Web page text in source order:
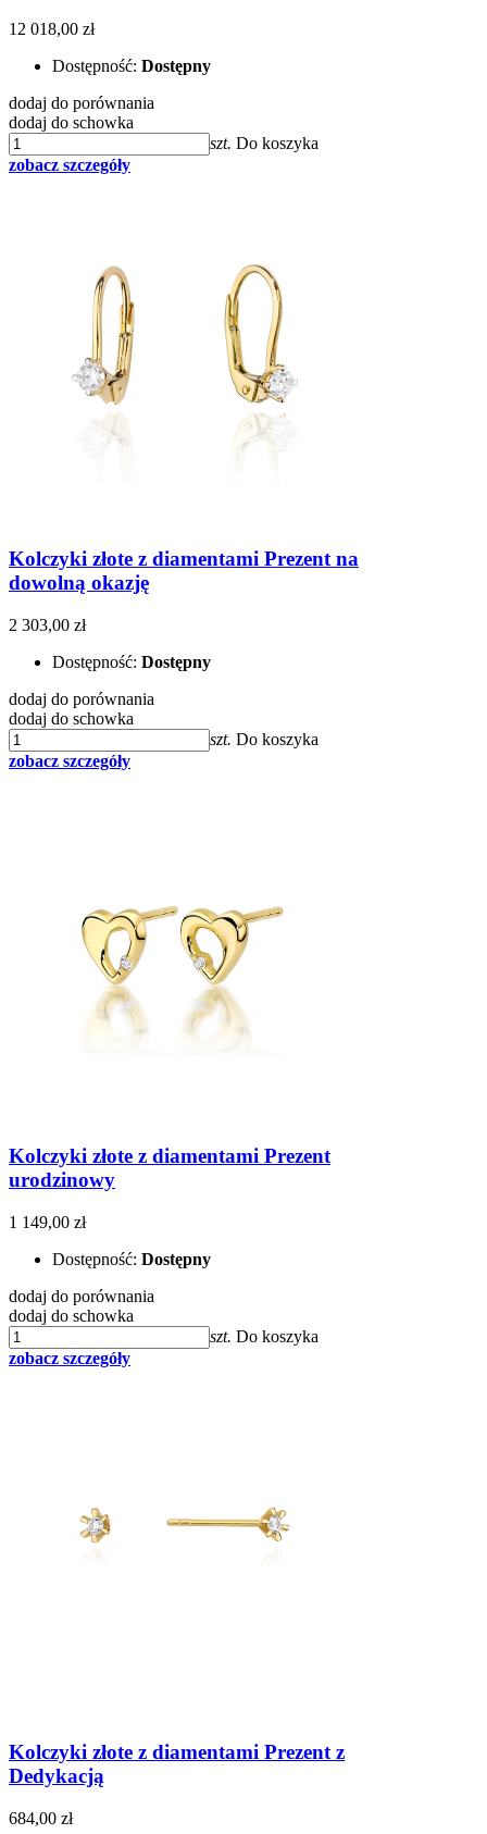
12 018,00 zł
Dostępność: Dostępny
dodaj do porównania
dodaj do schowka
szt. Do koszyka
zobacz szczegóły
Kolczyki złote z diamentami Prezent na
dowolną okazję
2 303,00 zł
Dostępność: Dostępny
dodaj do porównania
dodaj do schowka
szt. Do koszyka
zobacz szczegóły
Kolczyki złote z diamentami Prezent
urodzinowy
1 149,00 zł
Dostępność: Dostępny
dodaj do porównania
dodaj do schowka
szt. Do koszyka
zobacz szczegóły
Kolczyki złote z diamentami Prezent z
Dedykacją
684,00 zł